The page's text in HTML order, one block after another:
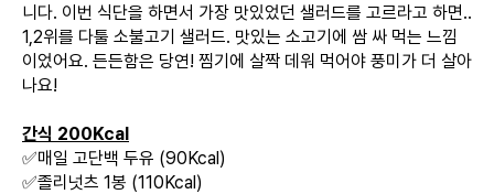
니다. 이번 식단을 하면서 가장 맛있었던 샐러드를 고르라고 하면..
1,2위를 다툴 소불고기 샐러드. 맛있는 소고기에 쌈 싸 먹는 느낌
이었어요. 든든함은 당연! 찜기에 살짝 데워 먹어야 풍미가 더 살아
나요!
간식 200Kcal
✅매일 고단백 두유 (90Kcal)
✅졸리넛츠 1봉 (110Kcal)